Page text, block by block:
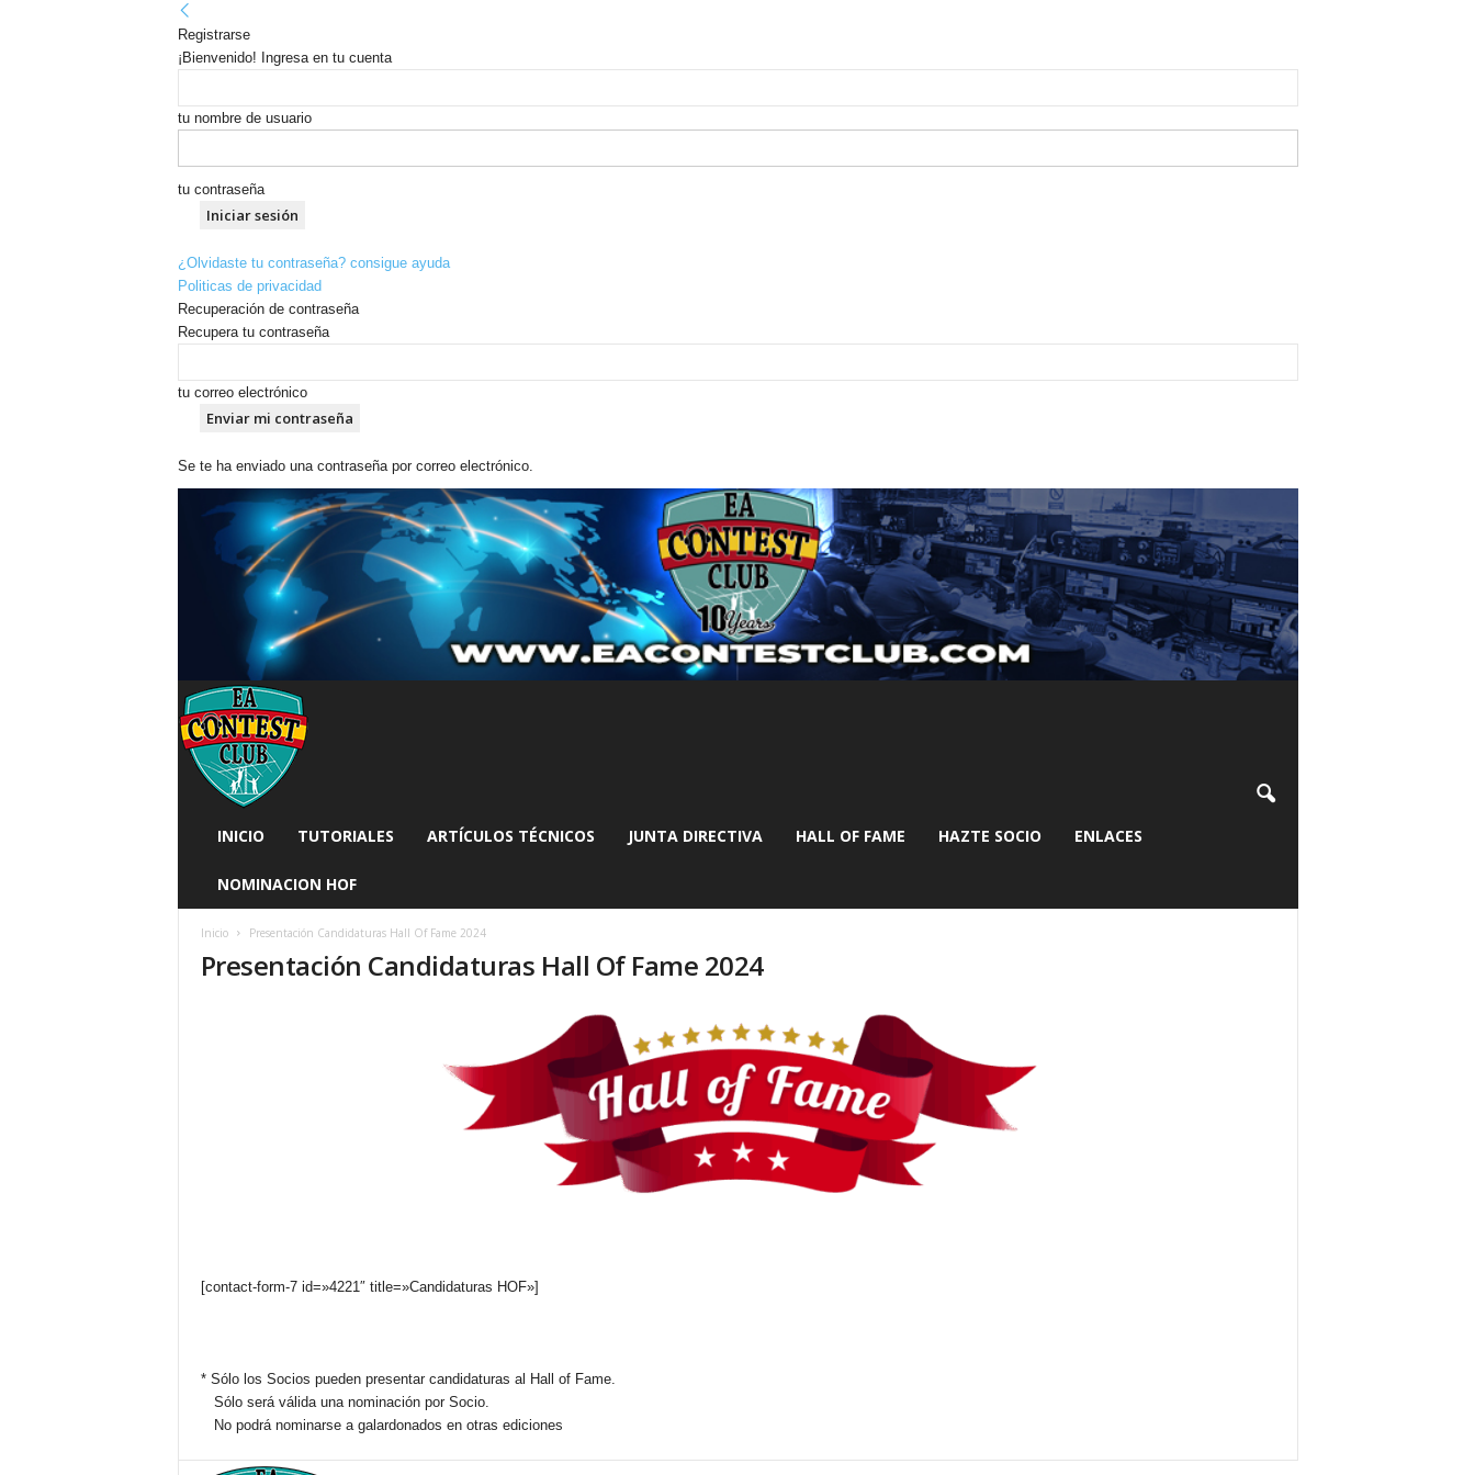
Registrarse
¡Bienvenido! Ingresa en tu cuenta
tu nombre de usuario
tu contraseña
¿Olvidaste tu contraseña? consigue ayuda
Politicas de privacidad
Recuperación de contraseña
Recupera tu contraseña
tu correo electrónico
Se te ha enviado una contraseña por correo electrónico.
INICIO TUTORIALES ARTÍCULOS TÉCNICOS JUNTA DIRECTIVA HALL OF FAME HAZTE SOCIO ENLACES
NOMINACION HOF
Inicio Presentación Candidaturas Hall Of Fame 2024
Presentación Candidaturas Hall Of Fame 2024
[contact-form-7 id=»4221″ title=»Candidaturas HOF»]
* Sólo los Socios pueden presentar candidaturas al Hall of Fame.
Sólo será válida una nominación por Socio.
No podrá nominarse a galardonados en otras ediciones